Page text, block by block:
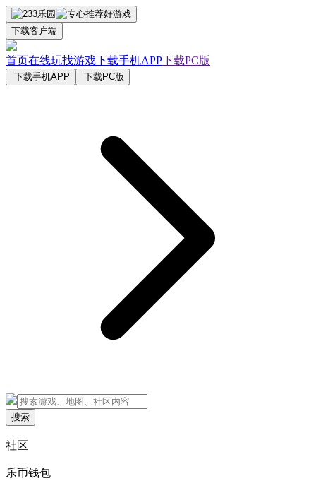
下载客户端
首页在线玩找游戏下载手机APP下载PC版
下载手机APP 下载PC版
搜索
社区
乐币钱包